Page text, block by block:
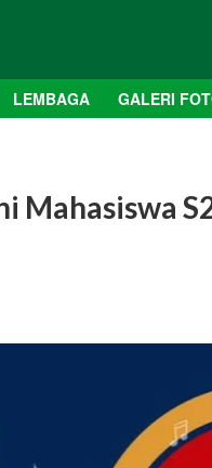
LEMBAGA GALERI
Mahasiswa